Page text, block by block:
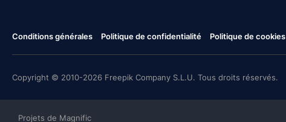
Conditions générales Politique de confidentialité Politique de cookies
Copyright © 2010-2026 Freepik Company S.L.U. Tous droits réservés.
Projets de Magnific